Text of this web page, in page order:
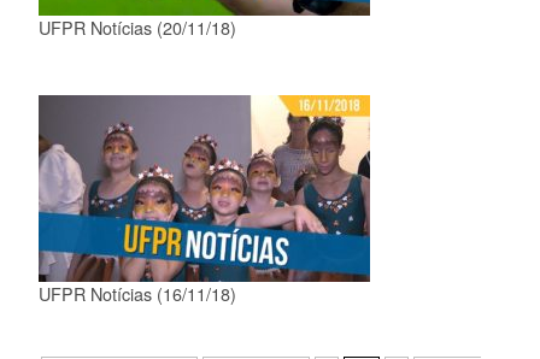
UFPR Notícias (20/11/18)
UFPR Notícias (16/11/18)